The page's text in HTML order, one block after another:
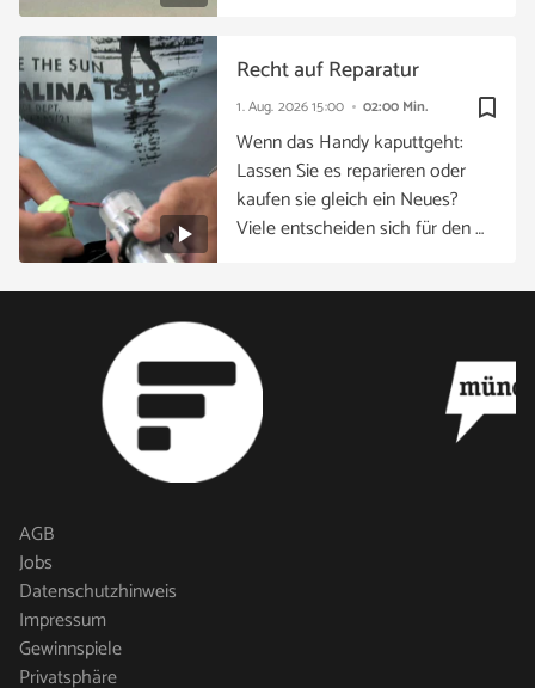
bookmark_border
1. Aug. 202615:00 02:00 Min.
Recht auf Reparatur
Wenn das Handy kaputtgeht:
Lassen Sie es reparieren oder
kaufen sie gleich ein Neues?
Viele entscheiden sich für den …
AGB
Jobs
Datenschutzhinweis
Impressum
Gewinnspiele
Privatsphäre